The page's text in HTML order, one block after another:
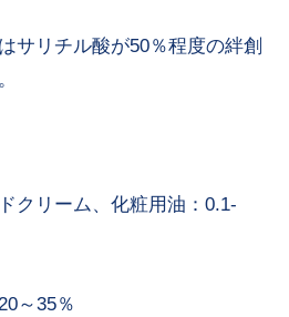
サリチル酸が50％程度の絆創
クリーム、化粧用油：0.1-
～35％